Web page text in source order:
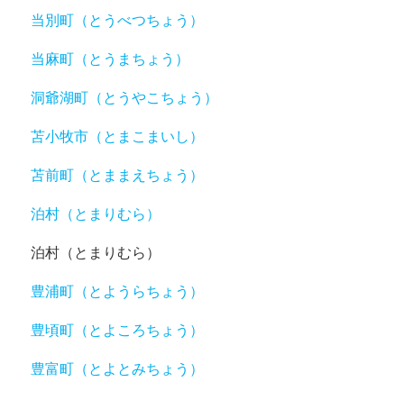
当別町（とうべつちょう）
当麻町（とうまちょう）
洞爺湖町（とうやこちょう）
苫小牧市（とまこまいし）
苫前町（とままえちょう）
泊村（とまりむら）
泊村（とまりむら）
豊浦町（とようらちょう）
豊頃町（とよころちょう）
豊富町（とよとみちょう）